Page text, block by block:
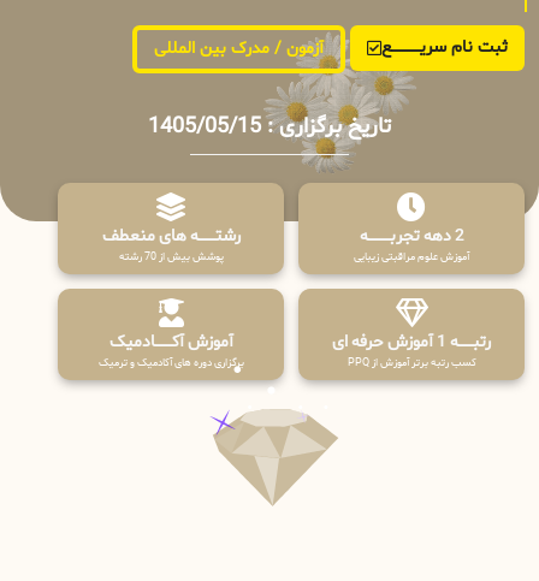
ثبت نام سریــــــــــــع آزمون / مدرک بین المللی
تاریخ برگزاری : 1405/05/15
2 دهه تجربـــــــــه
آموزش علوم مراقبتی زیبایی
رشتـــــــه های منعطف
پوشش بیش از 70 رشته
رتبــــــه 1 آموزش حرفه ای
کسب رتبه برتر آموزش از PPQ
آموزش آکـــــــادمیک
برگزاری دوره های آکادمیک و ترمیک